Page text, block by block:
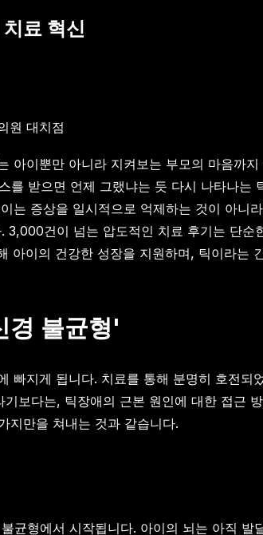
료 혁신
원 대치점
이뿐만 아니라 지켜보는 부모의 마음까
받으면 언제 그랬냐는 듯 다시 나타나는
는 증상을 일시적으로 억제하는 것이 아
3,000건이 넘는 압도적인 치료 후기는 단순
아이의 건강한 성장을 지원하며, 틱이라는
경 불균형'
지게 됩니다. 치료를 통해 분명히 호전
보다는, 틱장애의 근본 원인에 대한 접근
지만을 쳐내는 것과 같습니다.
형에서 시작됩니다. 아이의 뇌는 아직